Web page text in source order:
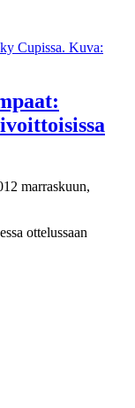
12 marraskuun,
ottelussaan